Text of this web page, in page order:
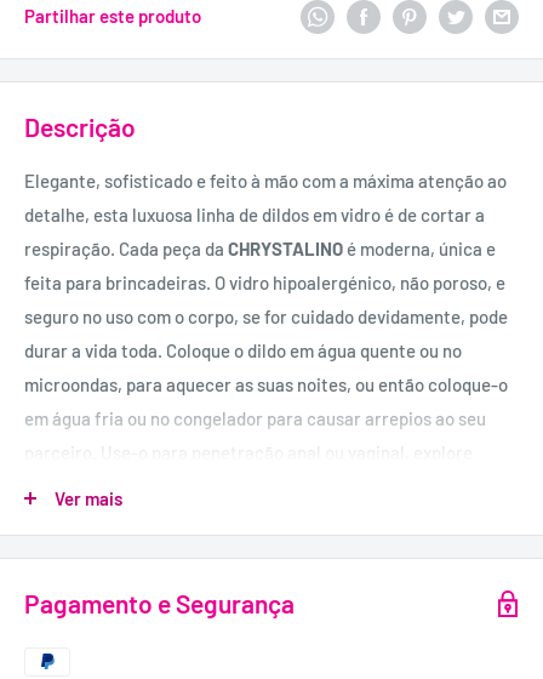
Partilhar este produto
Descrição
Elegante, sofisticado e feito à mão com a máxima atenção ao
detalhe, esta luxuosa linha de dildos em vidro é de cortar a
respiração. Cada peça da CHRYSTALINO é moderna, única e
feita para brincadeiras. O vidro hipoalergénico, não poroso, e
seguro no uso com o corpo, se for cuidado devidamente, pode
durar a vida toda. Coloque o dildo em água quente ou no
microondas, para aquecer as suas noites, ou então coloque-o
em água fria ou no congelador para causar arrepios ao seu
parceiro. Use-o para penetração anal ou vaginal, explore
USO RECOMENDADO:- Use água morna e toy cleaner para
lavar o produto facilmente. Também o pode colocar na
máquina de lavar loiça.
Ver mais
Pagamento e Segurança